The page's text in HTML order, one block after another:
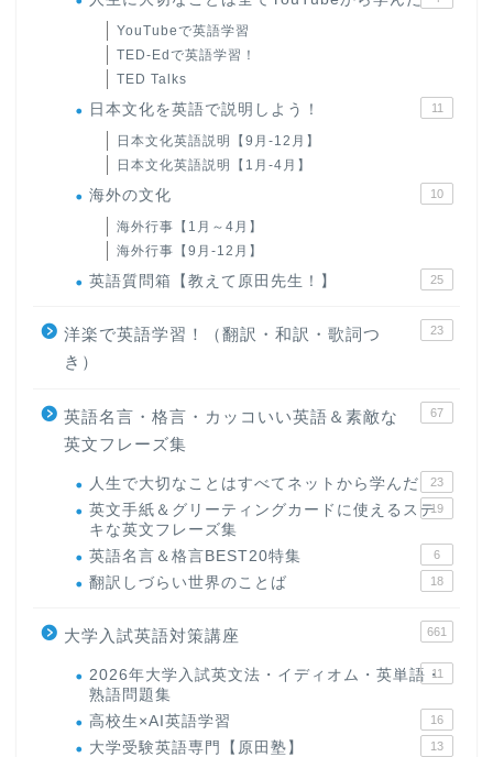
YouTubeで英語学習
TED-Edで英語学習！
TED Talks
日本文化を英語で説明しよう！ 11
日本文化英語説明【9月-12月】
日本文化英語説明【1月-4月】
海外の文化 10
海外行事【1月～4月】
海外行事【9月-12月】
英語質問箱【教えて原田先生！】 25
洋楽で英語学習！（翻訳・和訳・歌詞つ
き）
23
英語名言・格言・カッコいい英語＆素敵な
英文フレーズ集
67
人生で大切なことはすべてネットから学んだ 23
英文手紙＆グリーティングカードに使えるステ
キな英文フレーズ集
19
英語名言＆格言BEST20特集 6
翻訳しづらい世界のことば 18
大学入試英語対策講座 661
2026年大学入試英文法・イディオム・英単語・
熟語問題集
11
高校生×AI英語学習 16
大学受験英語専門【原田塾】 13